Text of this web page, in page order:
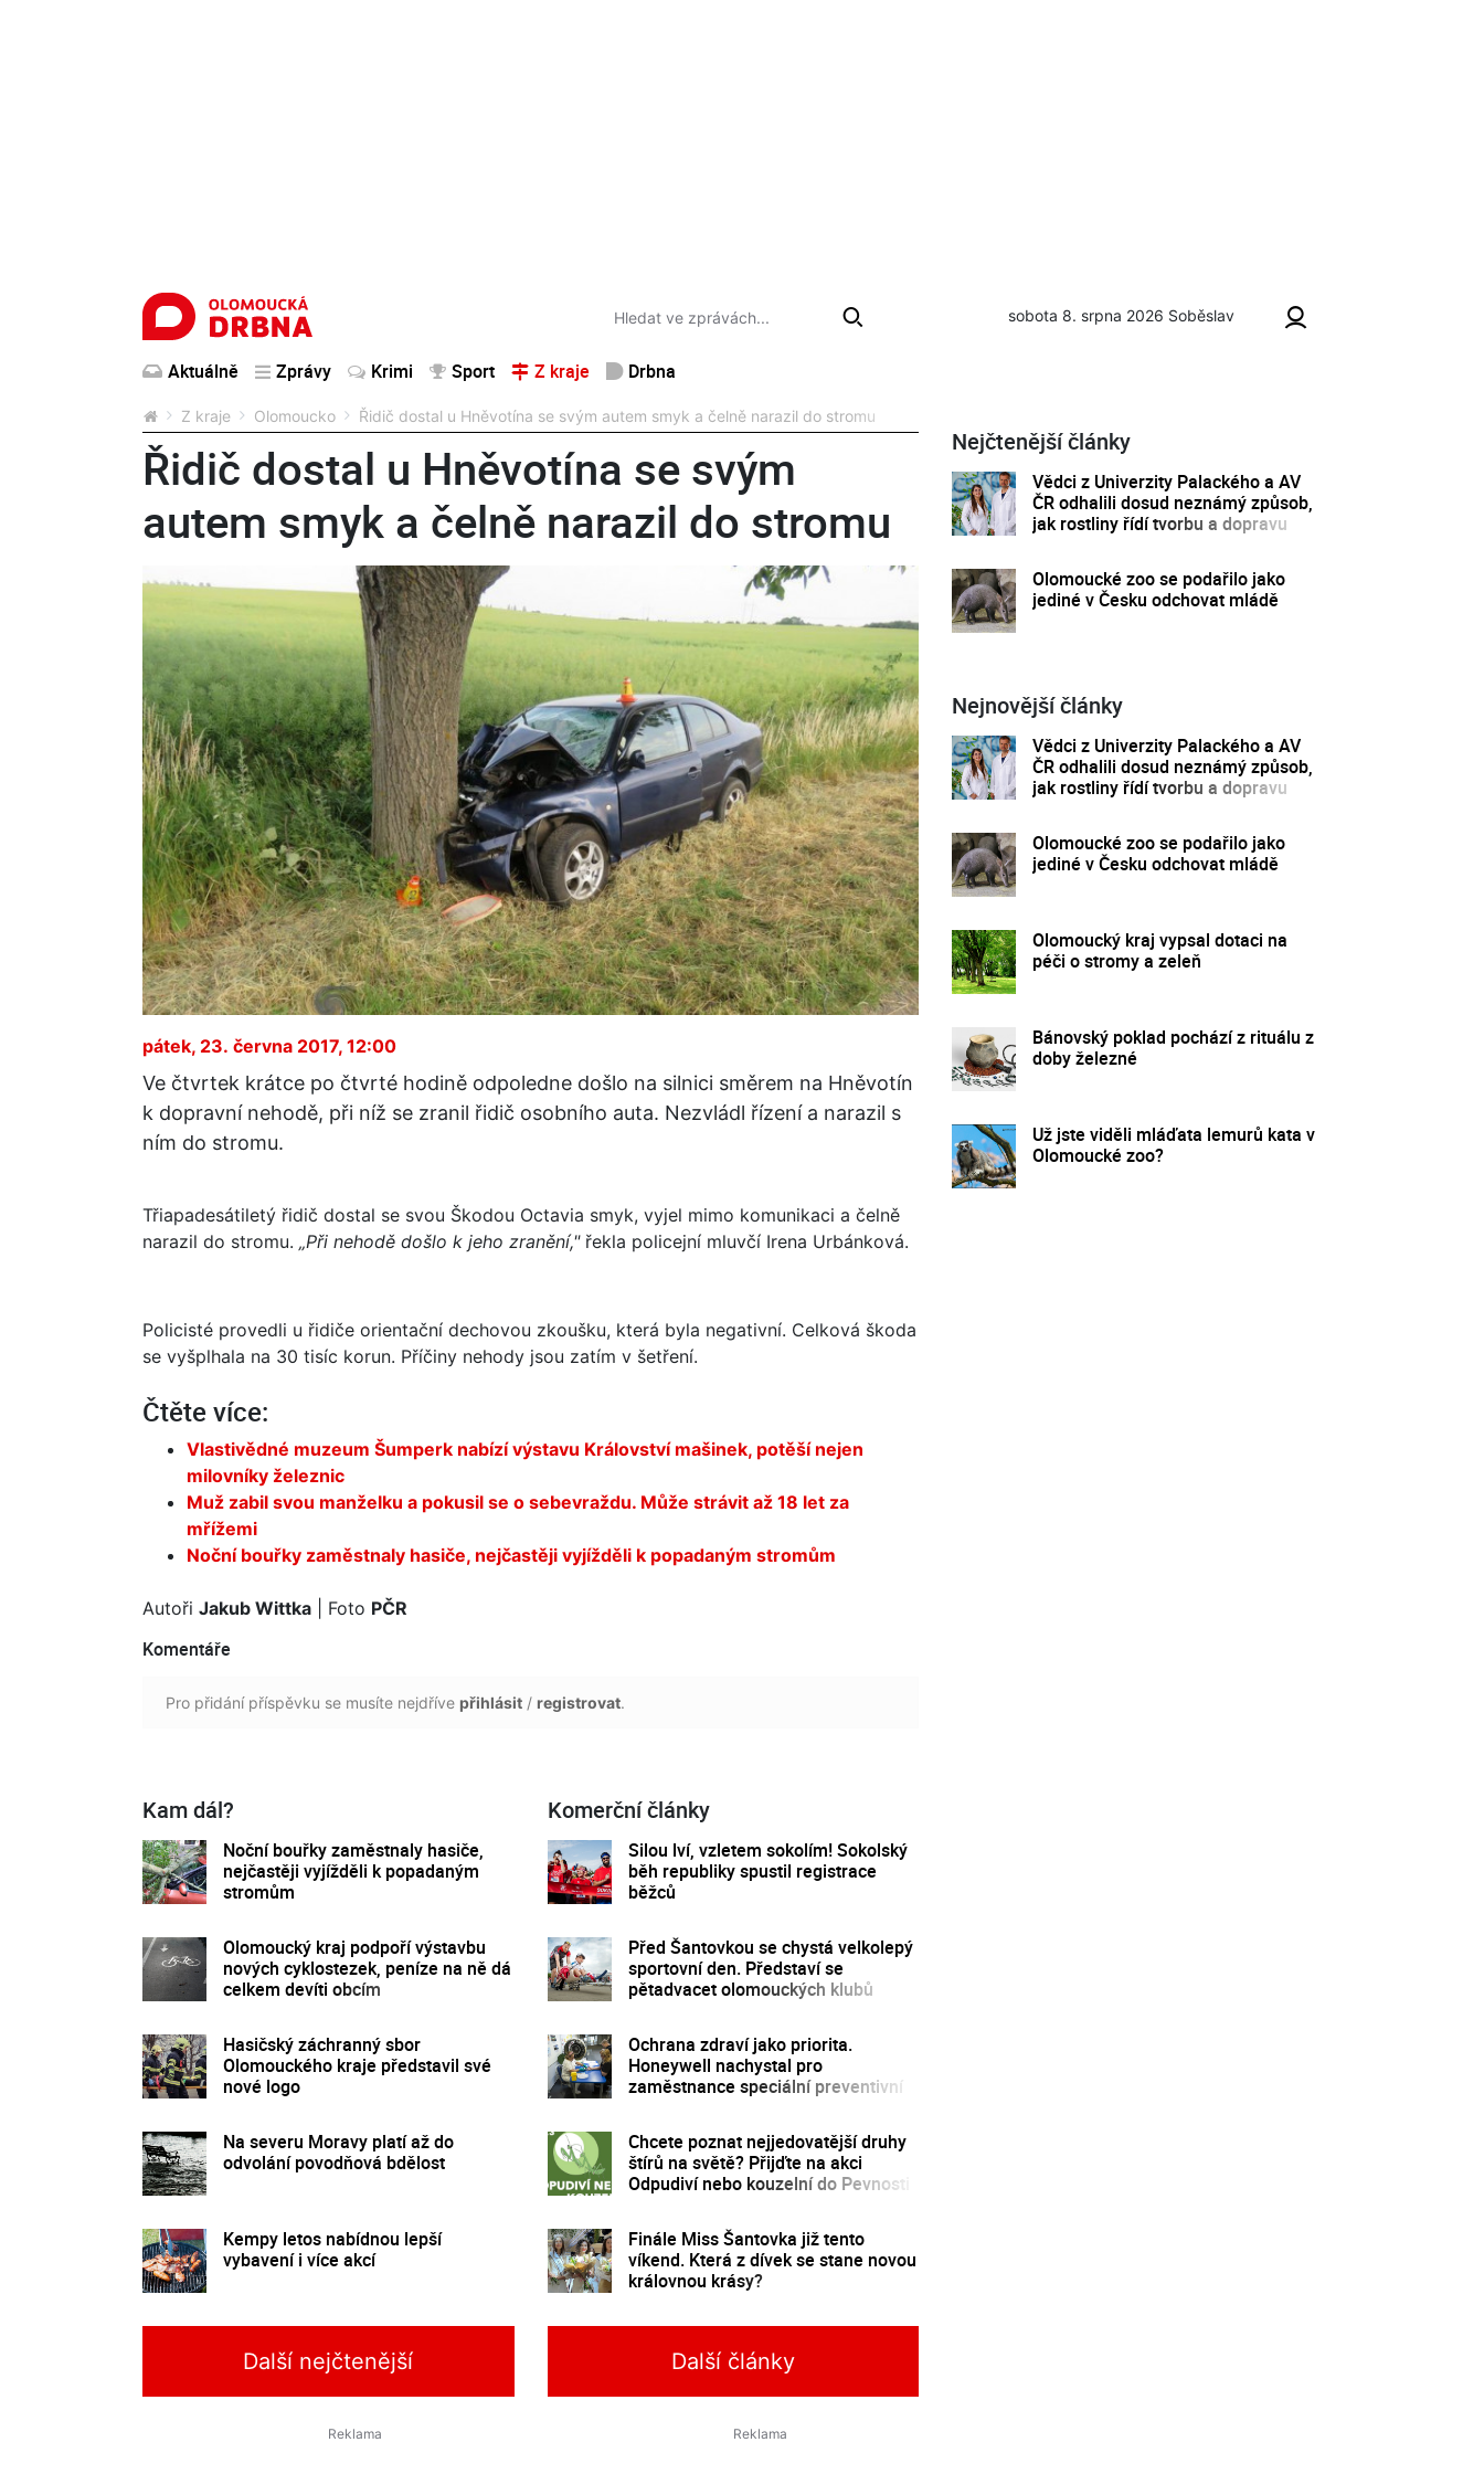
sobota 8. srpna 2026 Soběslav
Aktuálně Zprávy Krimi Sport Z kraje Drbna
Z kraje Olomoucko Řidič dostal u Hněvotína se svým autem smyk a čelně narazil do stromu
Řidič dostal u Hněvotína se svým
autem smyk a čelně narazil do stromu
pátek, 23. června 2017, 12:00
Ve čtvrtek krátce po čtvrté hodině odpoledne došlo na silnici směrem na Hněvotín
k dopravní nehodě, při níž se zranil řidič osobního auta. Nezvládl řízení a narazil s
ním do stromu.
Třiapadesátiletý řidič dostal se svou Škodou Octavia smyk, vyjel mimo komunikaci a čelně
narazil do stromu. „Při nehodě došlo k jeho zranění,"řekla policejní mluvčí Irena Urbánková.
Policisté provedli u řidiče orientační dechovou zkoušku, která byla negativní. Celková škoda
se vyšplhala na 30 tisíc korun. Příčiny nehody jsou zatím v šetření.
Čtěte více:
Vlastivědné muzeum Šumperk nabízí výstavu Království mašinek, potěší nejen
milovníky železnic
Muž zabil svou manželku a pokusil se o sebevraždu. Může strávit až 18 let za
mřížemi
Noční bouřky zaměstnaly hasiče, nejčastěji vyjížděli k popadaným stromům
Autoři Jakub Wittka | Foto PČR
Komentáře
Pro přidání příspěvku se musíte nejdříve přihlásit / registrovat.
Kam dál?
Noční bouřky zaměstnaly hasiče,
nejčastěji vyjížděli k popadaným
stromům
Olomoucký kraj podpoří výstavbu
nových cyklostezek, peníze na ně dá
celkem devíti obcím
Hasičský záchranný sbor
Olomouckého kraje představil své
nové logo
Na severu Moravy platí až do
odvolání povodňová bdělost
Kempy letos nabídnou lepší
vybavení i více akcí
Komerční články
Silou lví, vzletem sokolím! Sokolský
běh republiky spustil registrace
běžců
Před Šantovkou se chystá velkolepý
sportovní den. Představí se
pětadvacet olomouckých klubů
Ochrana zdraví jako priorita.
Honeywell nachystal pro
zaměstnance speciální preventivní
Chcete poznat nejjedovatější druhy
štírů na světě? Přijďte na akci
Odpudiví nebo kouzelní do Pevnosti
Finále Miss Šantovka již tento
víkend. Která z dívek se stane novou
královnou krásy?
Další nejčtenější Další články
Nejčtenější články
Vědci z Univerzity Palackého a AV
ČR odhalili dosud neznámý způsob,
jak rostliny řídí tvorbu a dopravu
Olomoucké zoo se podařilo jako
jediné v Česku odchovat mládě
Nejnovější články
Vědci z Univerzity Palackého a AV
ČR odhalili dosud neznámý způsob,
jak rostliny řídí tvorbu a dopravu
Olomoucké zoo se podařilo jako
jediné v Česku odchovat mládě
Olomoucký kraj vypsal dotaci na
péči o stromy a zeleň
Bánovský poklad pochází z rituálu z
doby železné
Už jste viděli mláďata lemurů kata v
Olomoucké zoo?